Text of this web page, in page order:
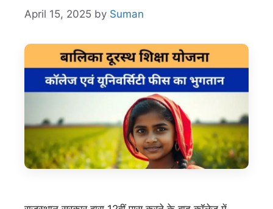
April 15, 2025 by Suman